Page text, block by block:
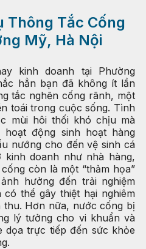
Thông Tắc Cống
Mỹ, Hà Nội
kinh doanh tại Phường
hẳn bạn đã không ít lần
tắc nghẽn cống rãnh, một
toái trong cuộc sống. Tình
mùi hôi thối khó chịu mà
động sinh hoạt hàng
nướng cho đến vệ sinh cá
doanh như nhà hàng,
còn là một “thảm họa”
hưởng đến trải nghiệm
thể gây thiệt hại nghiêm
Hơn nữa, nước cống bị
lý tưởng cho vi khuẩn và
dọa trực tiếp đến sức khỏe